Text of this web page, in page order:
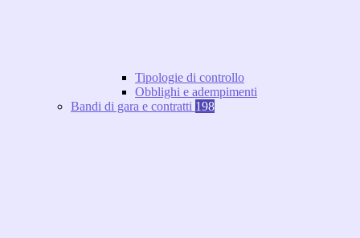
Tipologie di controllo
Obblighi e adempimenti
Bandi di gara e contratti 198